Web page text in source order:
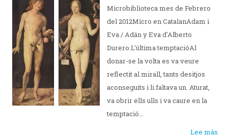
Microbiblioteca mes de Febrero
del 2012Micro en CatalanAdam i
Eva / Adán y Eva d'Alberto
Durero.L'última temptacióAl
donar-se la volta es va veure
reflectit al mirall, tants desitjos
aconseguits i li faltava un. Aturat,
va obrir ells ulls i va caure en la
temptació...
Lee más